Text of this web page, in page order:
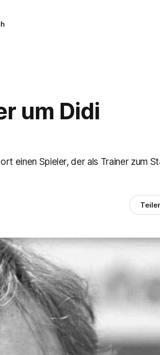
um Didi
einen Spieler, der als Trainer zum